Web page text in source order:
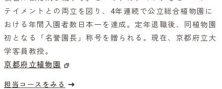
テイメントとの両立を図り、4年連続で公立総合植物園に
おける年間入園者数日本一を達成。定年退職後、同植物園
初となる「名誉園長」称号を贈られる。現在、京都府立大
学客員教授。
京都府立植物園
担当コースをみる